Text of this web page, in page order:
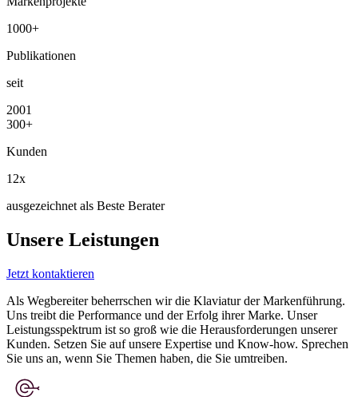
1000+
Publikationen
seit
2001
300+
Kunden
12x
ausgezeichnet als Beste Berater
Unsere Leistungen
Jetzt kontaktieren
Als Wegbereiter beherrschen wir die Klaviatur der Markenführung.
Uns treibt die Performance und der Erfolg ihrer Marke. Unser
Leistungsspektrum ist so groß wie die Herausforderungen unserer
Kunden. Setzen Sie auf unsere Expertise und Know-how. Sprechen
Sie uns an, wenn Sie Themen haben, die Sie umtreiben.